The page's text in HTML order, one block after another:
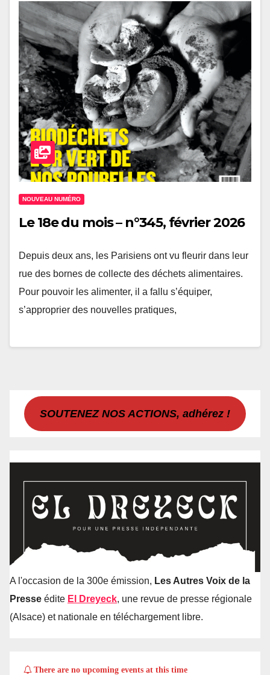
NOUVEAU NUMÉRO
Le 18e du mois – n°345, février 2026
Depuis deux ans, les Parisiens ont vu fleurir dans leur
rue des bornes de collecte des déchets alimentaires.
Pour pouvoir les alimenter, il a fallu s’équiper,
s’approprier des nouvelles pratiques,
SOUTENEZ NOS ACTIONS, adhérez !
A l'occasion de la 300e émission, Les Autres Voix de la
Presse édite El Dreyeck, une revue de presse régionale
(Alsace) et nationale en téléchargement libre.
There are no upcoming events at this time